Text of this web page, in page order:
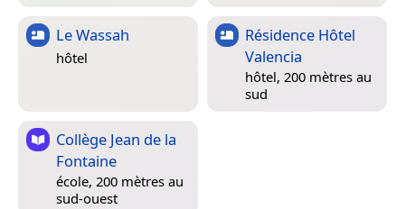
Le Wassah
hôtel
Résidence Hôtel
Valencia
hôtel, 200 mètres au
sud
Collège Jean de la
Fontaine
école, 200 mètres au
sud-ouest